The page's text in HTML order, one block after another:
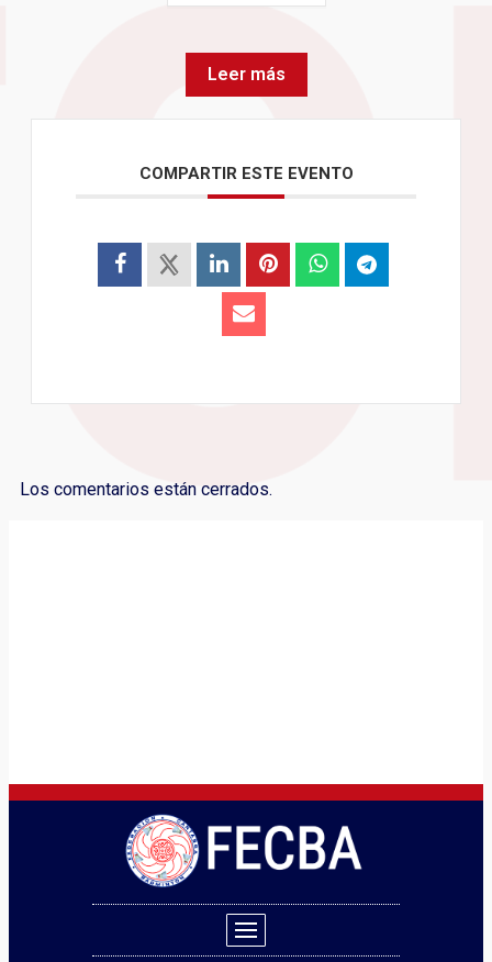
Leer más
COMPARTIR ESTE EVENTO
Los comentarios están cerrados.